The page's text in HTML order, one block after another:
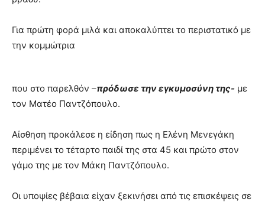
Για πρώτη φορά μιλά και αποκαλύπτει το περιστατικό με
την κομμώτρια
που στο παρελθόν –πρόδωσε την εγκυμοσύνη της- με
τον Ματέο Παντζόπουλο.
Αίσθηση προκάλεσε η είδηση πως η Ελένη Μενεγάκη
περιμένει το τέταρτο παιδί της στα 45 και πρώτο στον
γάμο της με τον Μάκη Παντζόπουλο.
Οι υποψίες βέβαια είχαν ξεκινήσει από τις επισκέψεις σε